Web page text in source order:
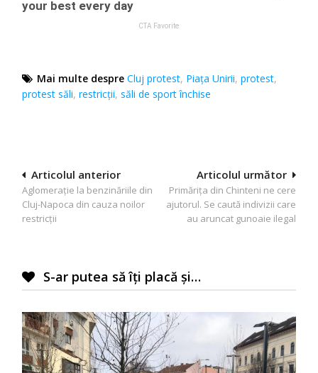
Mai multe despre Cluj protest, Piața Unirii,protest,
protest săli,restricții,săli de sport închise
Navigare
în
articole
Articolul următor
Primărița din Chinteni ne cere
ajutorul. Se caută indivizii care
au aruncat gunoaie ilegal
Articolul anterior
Aglomerație la benzinăriile din
Cluj-Napoca din cauza noilor
restricții
S-ar putea să îți placă și…